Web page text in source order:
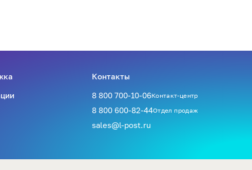
Контакты
8 800 700-10-06Контакт-центр
8 800 600-82-44Отдел продаж
sales@l-post.ru